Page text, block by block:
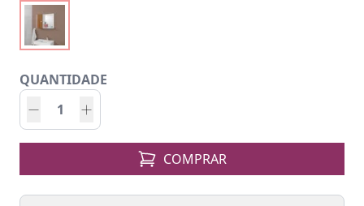
QUANTIDADE
COMPRAR